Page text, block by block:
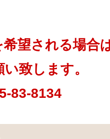
望される場合
致します。
83-8134